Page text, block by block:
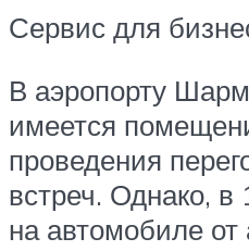
Сервис для
В аэропорту
имеется
проведения
встреч. Однако, в
на автомобиле от